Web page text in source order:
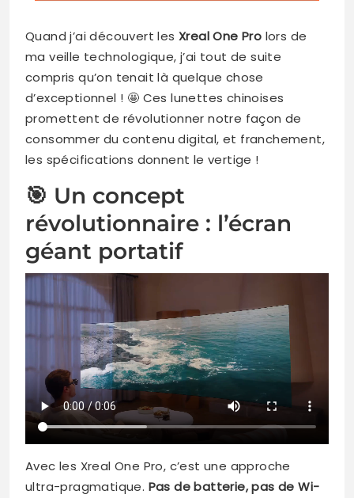
Quand j’ai découvert les Xreal One Pro lors de
ma veille technologique, j’ai tout de suite
compris qu’on tenait là quelque chose
d’exceptionnel ! 🤩 Ces lunettes chinoises
promettent de révolutionner notre façon de
consommer du contenu digital, et franchement,
les spécifications donnent le vertige !
🎯 Un concept
révolutionnaire : l’écran
géant portatif
Avec les Xreal One Pro, c’est une approche
ultra-pragmatique. Pas de batterie, pas de Wi-